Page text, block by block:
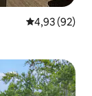
4,93 de uma
4,93 (92)